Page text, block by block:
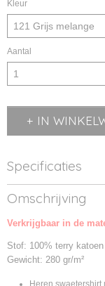
Kleur
Aantal
IN
Specificaties
Productcode
2132023-121
Productcode
Omschrijving
Verkrijgbaar in de
Stof: 100% terry
Gewicht: 280 gr/m²
Heren swaetershirt